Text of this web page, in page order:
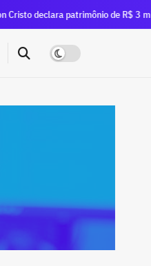
patrimônio de R$ 3 milhões —